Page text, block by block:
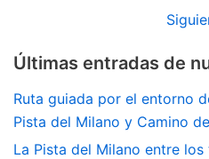
Últimas entradas de
Ruta guiada por el entorno
Pista del Milano y Camino
La Pista del Milano entre